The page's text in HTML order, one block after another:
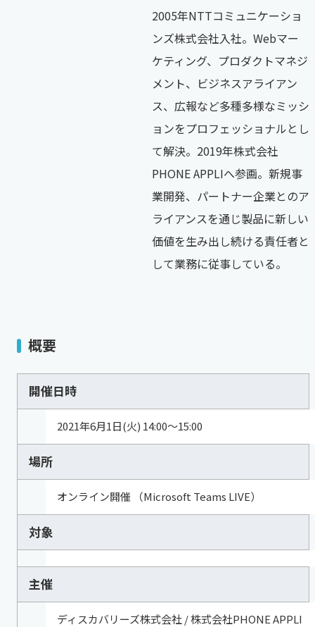
2005年NTTコミュニケーショ
ンズ株式会社入社。Webマー
ケティング、プロダクトマネジ
メント、ビジネスアライアン
ス、広報など多種多様なミッシ
ョンをプロフェッショナルとし
て解決。2019年株式会社
PHONE APPLIへ参画。新規事
業開発、パートナー企業とのア
ライアンスを通じ製品に新しい
価値を生み出し続ける責任者と
して業務に従事している。
概要
開催日時
2021年6月1日(火) 14:00～15:00
場所
オンライン開催 （Microsoft Teams LIVE）
対象
主催
ディスカバリーズ株式会社 / 株式会社PHONE APPLI